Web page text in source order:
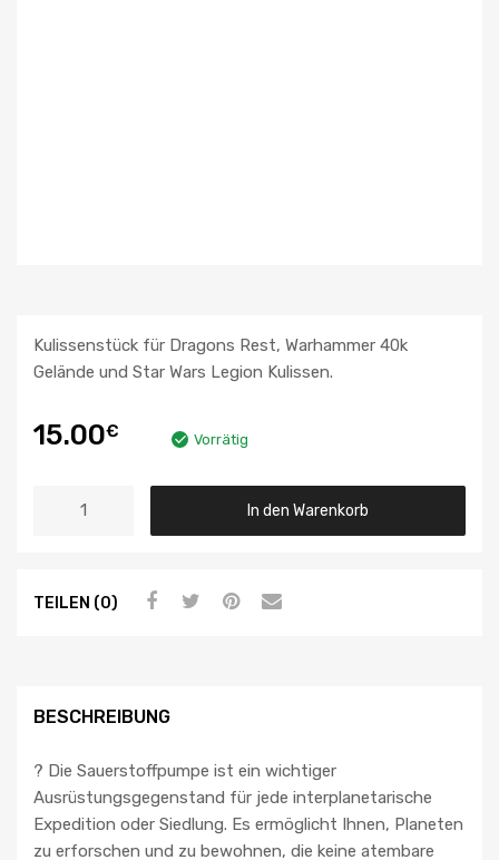
Kulissenstück für Dragons Rest, Warhammer 40k
Gelände und Star Wars Legion Kulissen.
15.00€ Vorrätig
In den Warenkorb
TEILEN (0)
BESCHREIBUNG
? Die Sauerstoffpumpe ist ein wichtiger
Ausrüstungsgegenstand für jede interplanetarische
Expedition oder Siedlung. Es ermöglicht Ihnen, Planeten
zu erforschen und zu bewohnen, die keine atembare